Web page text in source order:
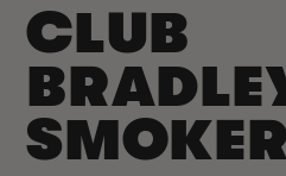
CLUB
SMOKER